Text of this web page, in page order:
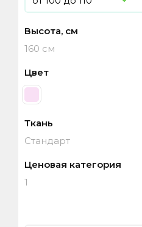
Высота, см
160 см
Цвет
Ткань
Стандарт
Ценовая категория
1